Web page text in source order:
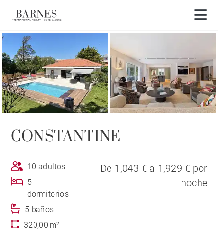
Visita en 3D
CONSTANTINE
10 adultos
5
dormitorios
5 baños
320,00 m²
De 1,043 € a 1,929 € por
noche